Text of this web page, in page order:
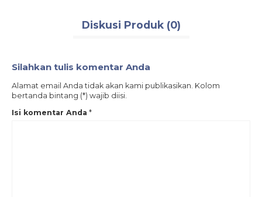
Diskusi Produk (0)
Silahkan tulis komentar Anda
Alamat email Anda tidak akan kami publikasikan. Kolom
bertanda bintang (*) wajib diisi.
Isi komentar Anda *